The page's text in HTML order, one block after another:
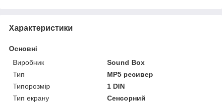
Характеристики
Основні
Виробник
Sound Box
Тип
MP5 ресивер
Типорозмір
1 DIN
Тип екрану
Сенсорний